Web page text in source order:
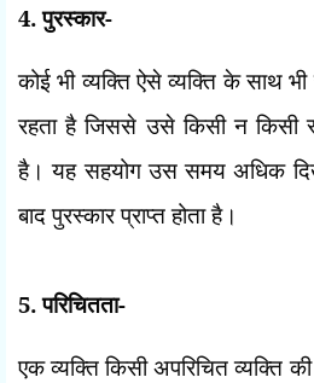
4.पुरस्कार-
कोई भी व्यक्ति ऐसे व्यक्ति के साथ
रहता है जिससे उसे किसी न किसी
है। यह सहयोग उस समय अधिक
बाद पुरस्कार प्राप्त होता है।
5.परिचितता-
एक व्यक्ति किसी अपरिचित व्यक्ति